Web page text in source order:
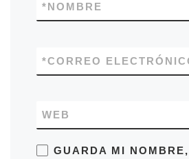
NOMBRE
*
CORREO
*
WEB
GUARDA MI